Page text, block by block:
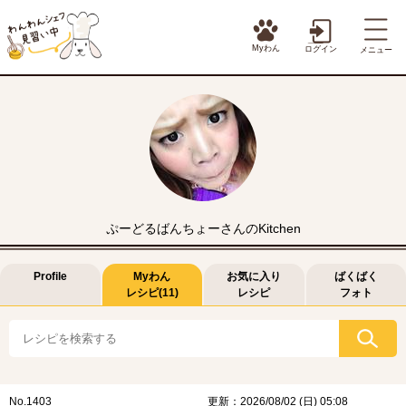
Myわん ログイン メニュー
ぷーどるばんちょーさんのKitchen
Profile
Myわん
レシピ(11)
お気に入り
レシピ
ばくばく
フォト
No.1403 更新：2026/08/02 (日) 05:08